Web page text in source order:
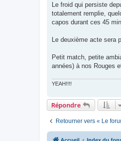
Le froid qui persiste
totalement remplie,
capos durant ces 45
Le deuxième acte sera
Petit match, petite
années) à nos Rouges
YEAH!!!!
Répondre
Retourner vers « Le